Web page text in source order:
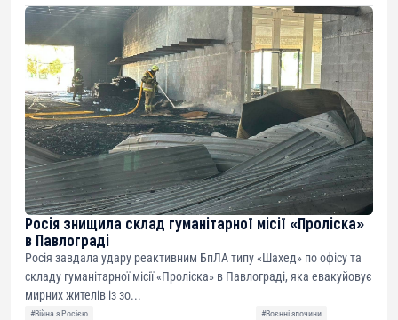
Росія знищила склад гуманітарної місії «Проліска»
в Павлограді
Росія завдала удару реактивним БпЛА типу «Шахед» по офісу та
складу гуманітарної місії «Проліска» в Павлограді, яка евакуйовує
мирних жителів із зо...
#Війна з Росією
#Воєнні злочини